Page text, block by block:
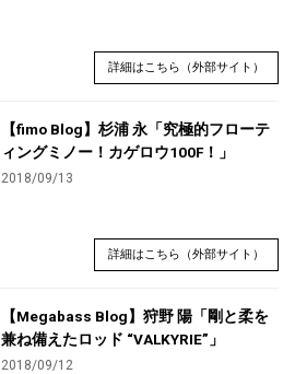
詳細はこちら（外部サイト）
【fimo Blog】杉浦 永「究極的フローテ
ィングミノー！カゲロウ100F！」
2018/09/13
詳細はこちら（外部サイト）
【Megabass Blog】狩野 陽「剛と柔を
兼ね備えたロッド “VALKYRIE”」
2018/09/12